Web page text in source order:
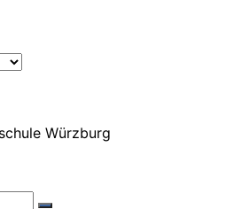
Würzburg